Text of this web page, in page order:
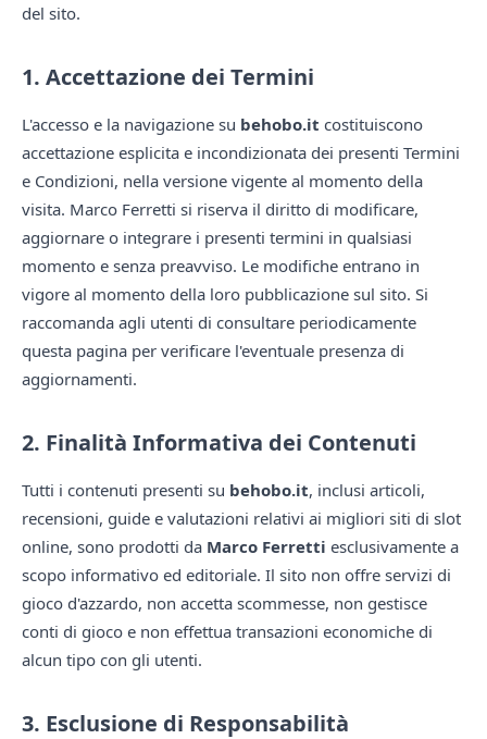
del sito.
1. Accettazione dei Termini
L'accesso e la navigazione su behobo.it costituiscono
accettazione esplicita e incondizionata dei presenti Termini
e Condizioni, nella versione vigente al momento della
visita. Marco Ferretti si riserva il diritto di modificare,
aggiornare o integrare i presenti termini in qualsiasi
momento e senza preavviso. Le modifiche entrano in
vigore al momento della loro pubblicazione sul sito. Si
raccomanda agli utenti di consultare periodicamente
questa pagina per verificare l'eventuale presenza di
aggiornamenti.
2. Finalità Informativa dei Contenuti
Tutti i contenuti presenti su behobo.it, inclusi articoli,
recensioni, guide e valutazioni relativi ai migliori siti di slot
online, sono prodotti da Marco Ferretti esclusivamente a
scopo informativo ed editoriale. Il sito non offre servizi di
gioco d'azzardo, non accetta scommesse, non gestisce
conti di gioco e non effettua transazioni economiche di
alcun tipo con gli utenti.
3. Esclusione di Responsabilità